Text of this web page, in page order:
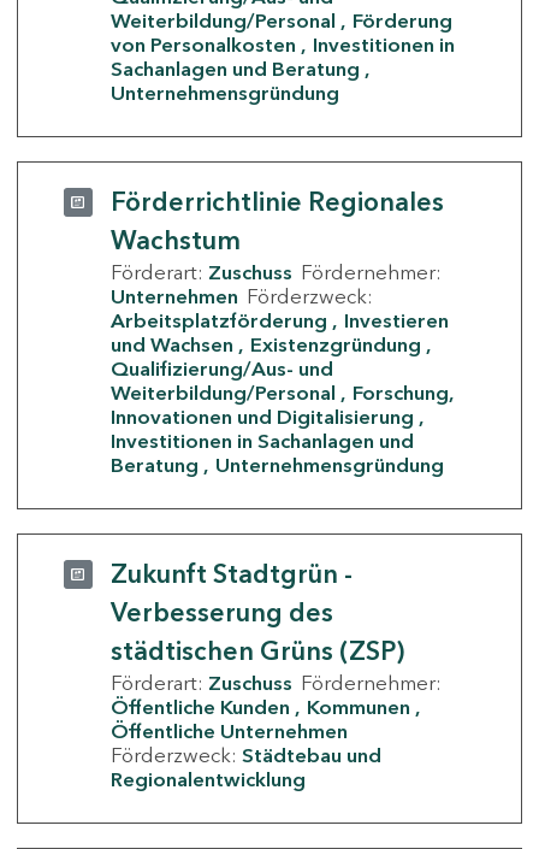
Weiterbildung/Personal
Förderung
von Personalkosten
Investitionen in
Sachanlagen und Beratung
Unternehmensgründung
Förderrichtlinie Regionales
Wachstum
Förderart: Zuschuss Fördernehmer:
Unternehmen Förderzweck:
Arbeitsplatzförderung
Investieren
und Wachsen
Existenzgründung
Qualifizierung/Aus- und
Weiterbildung/Personal
Forschung,
Innovationen und Digitalisierung
Investitionen in Sachanlagen und
Beratung
Unternehmensgründung
Zukunft Stadtgrün -
Verbesserung des
städtischen Grüns (ZSP)
Förderart: Zuschuss Fördernehmer:
Öffentliche Kunden
Kommunen
Öffentliche Unternehmen
Förderzweck: Städtebau und
Regionalentwicklung